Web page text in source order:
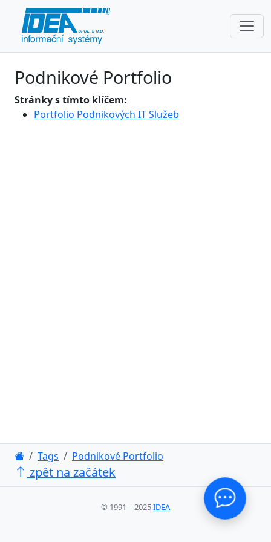
Podnikové Portfolio
Stránky s tímto klíčem:
Portfolio Podnikových IT Služeb
Tags Podnikové Portfolio
zpět na začátek
© 1991—2025IDEA